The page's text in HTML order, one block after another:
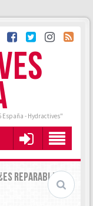
- Hydractives"
REPARABLE?